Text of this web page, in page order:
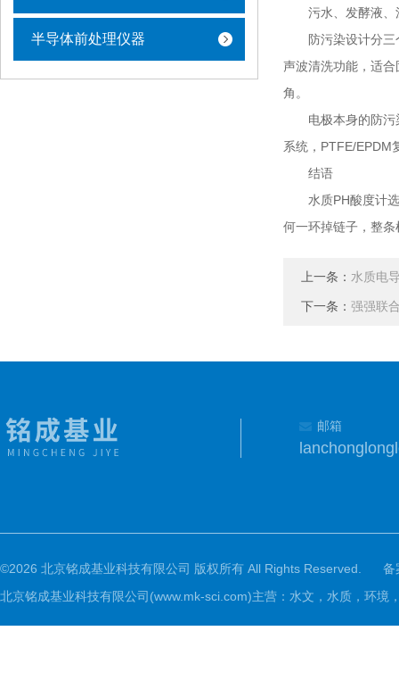
半导体前处理仪器
污水、发酵液、涂
防污染设计分三个
声波清洗功能，适
角。
电极本身的防污染
系统，PTFE/
结语
水质PH酸度计选
何一环掉链子，整
上一条： 水质电
下一条： 强强联
邮箱
©2026 北京铭成基业科技有限公司 版权所有 All Rights Reserved.
备
北京铭成基业科技有限公司(www.mk-sci.com)主营：水文，水质，环境